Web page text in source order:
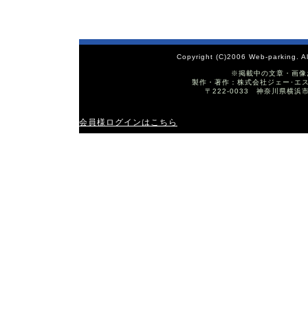
Copyright (C)2006 Web-parking.
※掲載中の文章・画像
製作・著作：株式会社ジェー･
〒222-0033 神奈川県横浜
会員様ログインはこちら